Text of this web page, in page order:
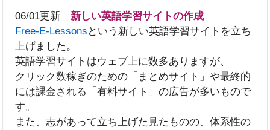
06/01更新 新しい英語学習サイトの作成
Free-E-Lessons という新しい英語学習サイトを立ち
上げました。
英語学習サイトはウェブ上に数多ありますが、
クリック数稼ぎのための「まとめサイト」や最終的
には課金される「有料サイト」の広告が多いもので
す。
また、志があって立ち上げた見たものの、体系性の